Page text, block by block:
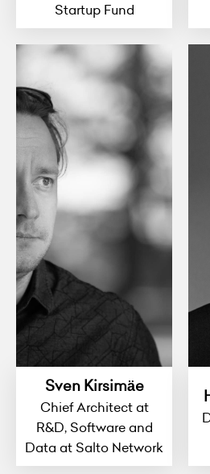
Startup Fund
Sven Kirsimäe
Chief Architect at
R&D, Software and
Data at Salto Network